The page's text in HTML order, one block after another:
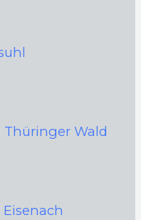
Thüringer Wald
Eisenach